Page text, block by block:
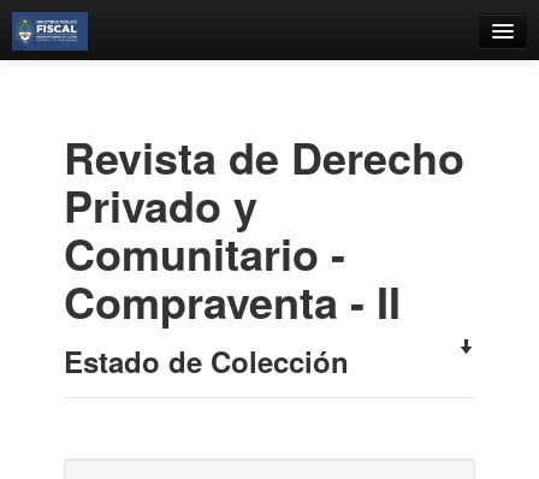
Estantes Virtuales
Contacto
Iniciar sesión
Revista de Derecho
Privado y
Comunitario -
Compraventa - II
Estado de Colección